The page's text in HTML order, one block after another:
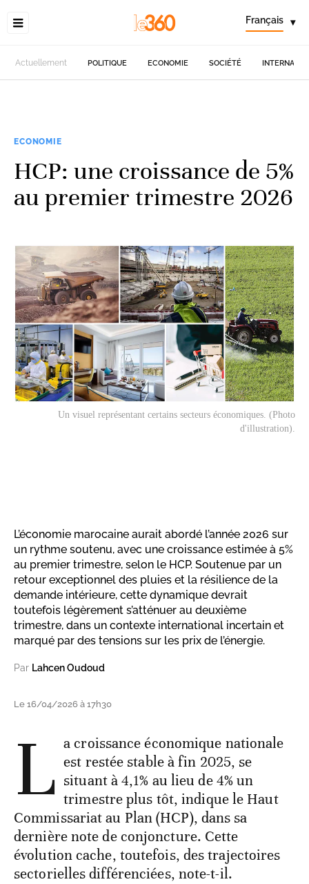
Français ▾
Actuellement POLITIQUE ECONOMIE SOCIÉTÉ
ECONOMIE
HCP: une croissance de 5%
au premier trimestre 2026
Un visuel représentant certains secteurs économiques. (Photo
d'illustration).
L’économie marocaine aurait abordé l’année 2026 sur
un rythme soutenu, avec une croissance estimée à 5%
au premier trimestre, selon le HCP. Soutenue par un
retour exceptionnel des pluies et la résilience de la
demande intérieure, cette dynamique devrait
toutefois légèrement s’atténuer au deuxième
trimestre, dans un contexte international incertain et
marqué par des tensions sur les prix de l’énergie.
Par Lahcen Oudoud
Le 16/04/2026 à 17h30
L a croissance économique nationale
est restée stable à fin 2025, se
situant à 4,1% au lieu de 4% un
trimestre plus tôt, indique le Haut
Commissariat au Plan (HCP), dans sa
dernière note de conjoncture. Cette
évolution cache, toutefois, des trajectoires
sectorielles différenciées, note-t-il.